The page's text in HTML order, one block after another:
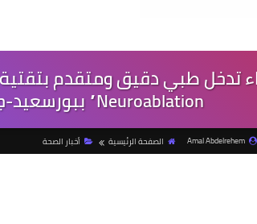
Neuroablation” ببورسعيد-جريدة الراصد٢٤
Amal Abdelrehem الصفحة الرئيسية أخبار الصحة